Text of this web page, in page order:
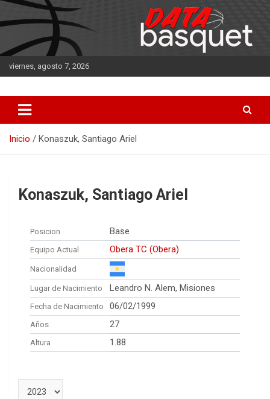
Saltar
al
contenido
viernes, agosto 7, 2026
DATA Basquet
Inicio Konaszuk, Santiago Ariel
Konaszuk, Santiago Ariel
Posicion Base
Equipo Actual Obera TC (Obera)
Nacionalidad
Lugar de Nacimiento Leandro N. Alem, Misiones
Fecha de Nacimiento 06/02/1999
Años 27
Altura 1.88